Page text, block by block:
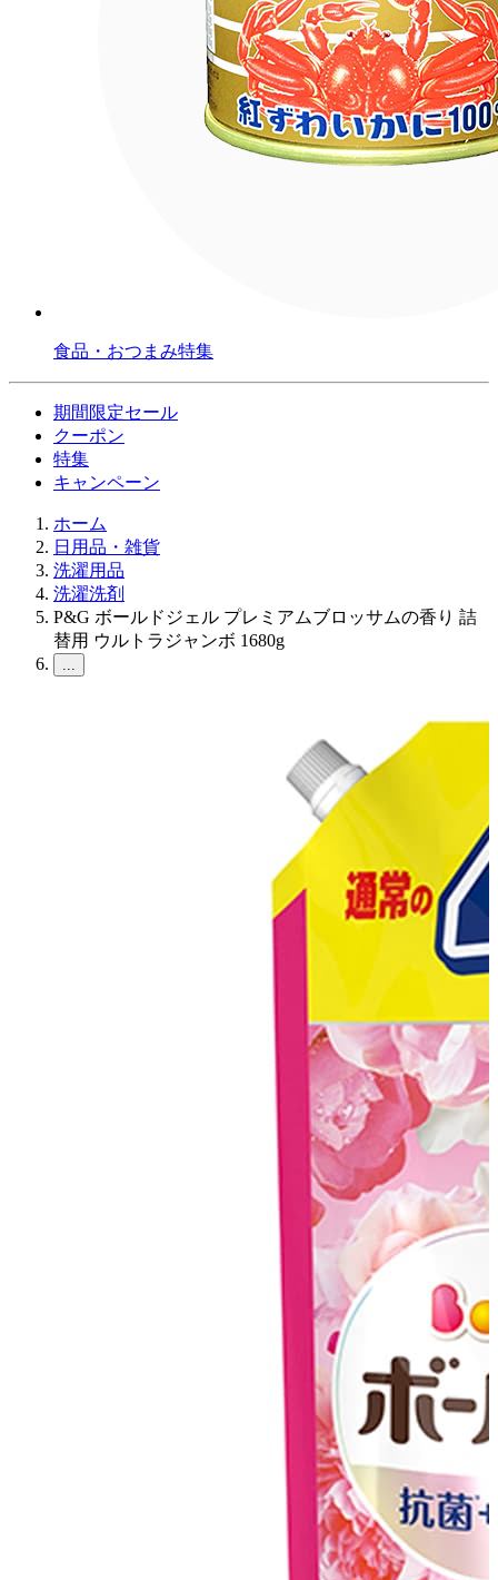
食品・おつまみ特集
期間限定セール
クーポン
特集
キャンペーン
ホーム
日用品・雑貨
洗濯用品
洗濯洗剤
P&G ボールドジェル プレミアムブロッサムの香り 詰
替用 ウルトラジャンボ 1680g
...